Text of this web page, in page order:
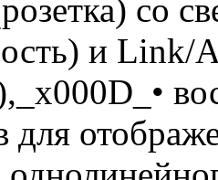
со
и Link/
для